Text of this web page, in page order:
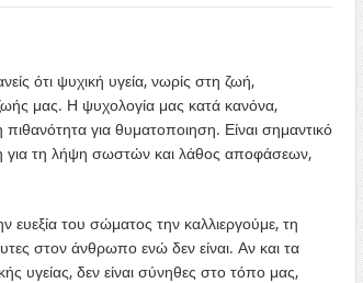
ότι ψυχική υγεία, νωρίς στη ζωή,
μας. Η ψυχολογία μας κατά κανόνα,
πιθανότητα για θυματοποιηση. Είναι σημαντικό
για τη λήψη σωστών καιλάθος αποφάσεων,
ευεξία του σώματος την καλλιεργούμε, τη
στον άνθρωποενώ δεν είναι. Αν και τα
υγείας, δεν είναι σύνηθες στο τόπο μας,